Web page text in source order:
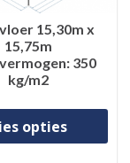
heeft meerdere
15,30m x
15,75m
350
kg/m2
opties